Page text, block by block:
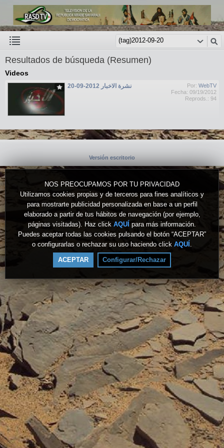
NOS PREOCUPAMOS POR TU PRIVACIDAD
Utilizamos cookies propias y de terceros para fines analíticos y
para mostrarte publicidad personalizada en base a un perfil
elaborado a partir de tus hábitos de navegación (por ejemplo,
páginas visitadas). Haz click AQUÍ para más información.
Puedes aceptar todas las cookies pulsando el botón “ACEPTAR”
o configurarlas o rechazar su uso haciendo click AQUÍ .
ACEPTAR Configurar/Rechazar
Resultados de búsqueda (Resumen)
Videos
Por: WebTV
Fecha: 09/19/2012
Reprods.: 94
نشرة الاخبار 2012-09-20
Versión escritorio